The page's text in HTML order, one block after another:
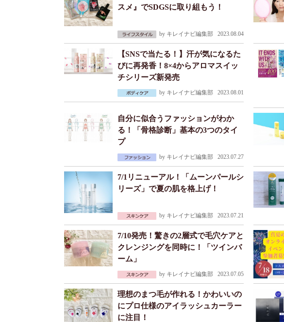
スメ』でSDGSに取り組もう！
by キレイナビ編集部 2023.08.04
【SNSで当たる！】汗が気になるた
びに再発香！8×4からアロマスイッ
チシリーズ新発売
by キレイナビ編集部 2023.08.01
自分に似合うファッションがわか
る！「骨格診断」基本の3つのタイ
プ
by キレイナビ編集部 2023.07.27
7/1リニューアル！「ムーンパールシ
リーズ」で夏の肌を格上げ！
by キレイナビ編集部 2023.07.21
7/10発売！驚きの2層式で毛穴ケアと
クレンジングを同時に！「ツインバ
ーム」
by キレイナビ編集部 2023.07.05
理想のまつ毛が作れる！かわいいの
にプロ仕様のアイラッシュカーラー
に注目！